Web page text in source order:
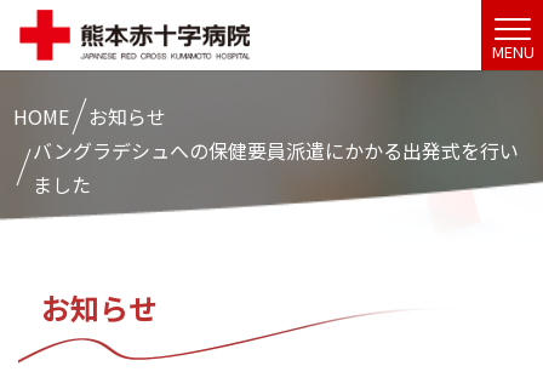
MENU
HOME
お知らせ
バングラデシュへの保健要員派遣にかかる出発式を行い
ました
お知らせ